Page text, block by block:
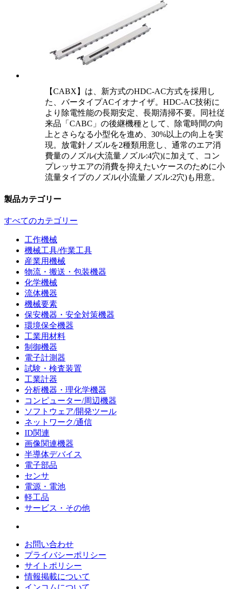
【CABX】は、新方式のHDC-AC方式を採用し
た、バータイプACイオナイザ。HDC-AC技術に
より除電性能の長期安定、長期清掃不要。同社従
来品「CABC」の後継機種として、除電時間の向
上とさらなる小型化を進め、30%以上の向上を実
現。放電針ノズルを2種類用意し、通常のエア消
費量のノズル(大流量ノズル:4穴)に加えて、コン
プレッサエアの消費を抑えたいケースのために小
流量タイプのノズル(小流量ノズル:2穴)も用意。
製品カテゴリー
すべてのカテゴリー
工作機械
機械工具/作業工具
産業用機械
物流・搬送・包装機器
化学機械
流体機器
機械要素
保安機器・安全対策機器
環境保全機器
工業用材料
制御機器
電子計測器
試験・検査装置
工業計器
分析機器・理化学機器
コンピューター/周辺機器
ソフトウェア/開発ツール
ネットワーク/通信
ID関連
画像関連機器
半導体デバイス
電子部品
センサ
電源・電池
軽工品
サービス・その他
お問い合わせ
プライバシーポリシー
サイトポリシー
情報掲載について
インコムについて